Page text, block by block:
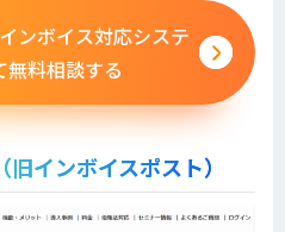
ンボイス対応システ
無料相談する
インボイスポスト）